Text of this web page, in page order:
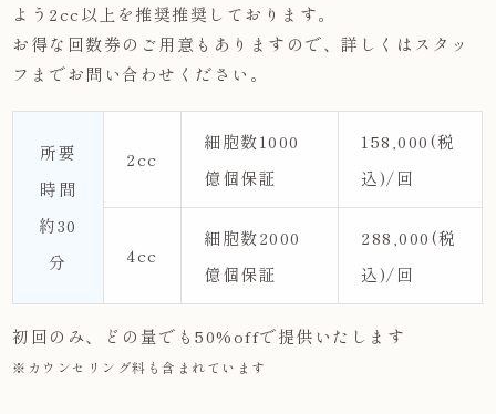
よう2cc以上を推奨推奨しております。
お得な回数券のご用意もありますので、詳しくはスタッ
フまでお問い合わせください。
所要
時間
約30
分
2cc
細胞数1000
億個保証
158,000(税
込)/回
4cc
細胞数2000
億個保証
288,000(税
込)/回
初回のみ、どの量でも50%offで提供いたします
※カウンセリング料も含まれています